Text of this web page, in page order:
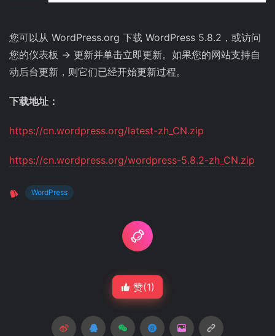
您可以从 WordPress.org 下载 WordPress 5.8.2，或访问
您的仪表板 → 更新并单击立即更新。如果您的网站支持自
动后台更新，则它们已经开始更新过程。
下载地址：
https://cn.wordpress.org/latest-zh_CN.zip
https://cn.wordpress.org/wordpress-5.8.2-zh_CN.zip
WordPress
赞(1)